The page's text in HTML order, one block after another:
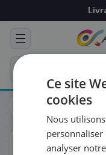
Cartouches
Canon
ORIGINAL
♻ COMMANDE
Prévoyez &
Programmez
vous prépare un
RÉFÉRENCE DU
Ce site
cookies
Nous
analyser